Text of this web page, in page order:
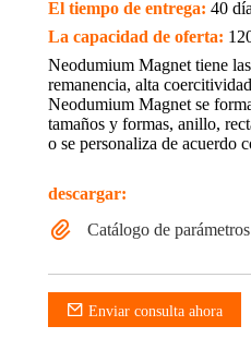
El tiempo de entrega: 40
La capacidad de oferta:
Neodumium Magnet tiene
remanencia, alta
Neodumium Magnet se
tamaños y formas, anillo,
o se personaliza de acuerdo
descargar:
Catálogo de
Enviar consulta ahora